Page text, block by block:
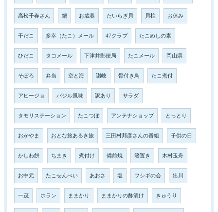
高松千春さん 鍋 お歳暮 たいらぎ貝 貝柱 お休み
干だこ 多幸（たこ）メール 47クラブ たこめしの素
ひだこ タコメール 下津井郵便局 たこメール 岡山県
そぼろ 弁当 空と海 讃岐 骨付き鳥 たこ煮付
アヒージョ バジル風味 訳あり サラダ
タモリステーション たこつぼ アンテナショップ とっとり
おかやま おとな旅あるき旅 三田村邦彦さんの番組 子供の日
かしわ餅 ちまき 煮付け 備前焼 箸置き 木村玉舟
お中元 たこせんべい あおさ 塩 フシギの会 出川
一茂 ホラン ままかり ままかりの酢漬け きゅうり